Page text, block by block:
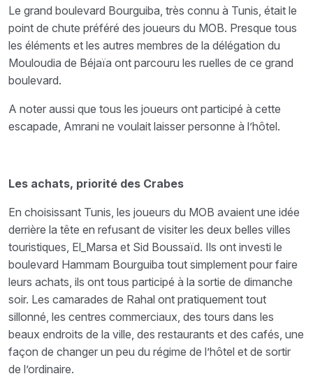
Le grand boulevard Bourguiba, très connu à Tunis, était le
point de chute préféré des joueurs du MOB. Presque tous
les éléments et les autres membres de la délégation du
Mouloudia de Béjaïa ont parcouru les ruelles de ce grand
boulevard.
A noter aussi que tous les joueurs ont participé à cette
escapade, Amrani ne voulait laisser personne à l’hôtel.
Les achats, priorité des Crabes
En choisissant Tunis, les joueurs du MOB avaient une idée
derrière la tête en refusant de visiter les deux belles villes
touristiques, El_Marsa et Sid Boussaïd. Ils ont investi le
boulevard Hammam Bourguiba tout simplement pour faire
leurs achats, ils ont tous participé à la sortie de dimanche
soir. Les camarades de Rahal ont pratiquement tout
sillonné, les centres commerciaux, des tours dans les
beaux endroits de la ville, des restaurants et des cafés, une
façon de changer un peu du régime de l’hôtel et de sortir
de l’ordinaire.